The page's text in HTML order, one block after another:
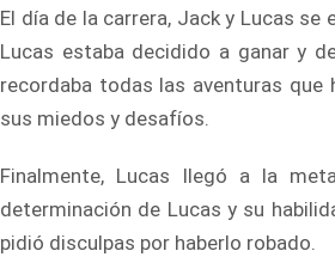
El día de la carrera, Jack y Lucas
Lucas estaba decidido a ganar y
recordaba todas las aventuras que
sus miedos y desafíos.
Finalmente, Lucas llegó a la
determinación de Lucas y su
pidió disculpas por haberlo robado.